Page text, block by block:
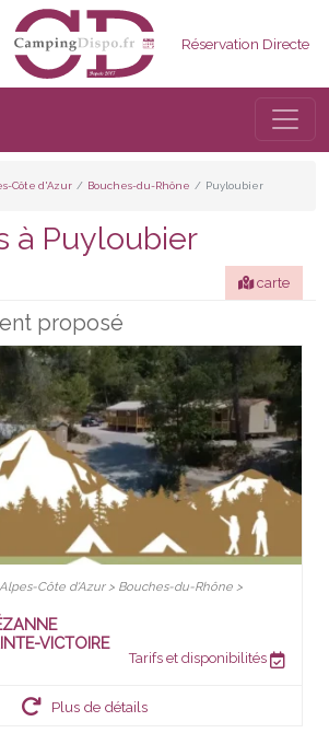
Réservation Directe
Côte d'Azur Bouches-du-Rhône Puyloubier
à Puyloubier
carte
proposé
Côte d'Azur > Bouches-du-Rhône >
VICTOIRE
Tarifs et disponibilités
Plus de détails